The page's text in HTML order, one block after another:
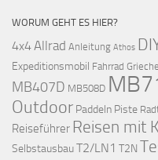
WORUM GEHT ES HIER?
4x4 Allrad Anleitung Athos
Expeditionsmobil Fahrrad
MB407D MB508D
Outdoor Paddeln Piste
Reiseführer Reisen mit
SelbstausbauT2/LN1 T2N